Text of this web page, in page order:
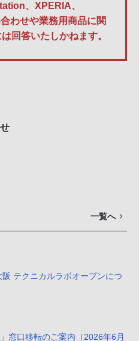
、XPERIA、
わせや業務用商品に関
回答いたしかねます。
一覧へ
テクニカルラボオープンにつ
窓口移転のご案内（2026年6月